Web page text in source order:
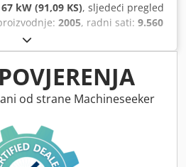
67 kW (91,09 KS), sljedeći pregled
2005, radni sati: 9.560
uređaj, pogon na sva četiri
od strane Machineseeker